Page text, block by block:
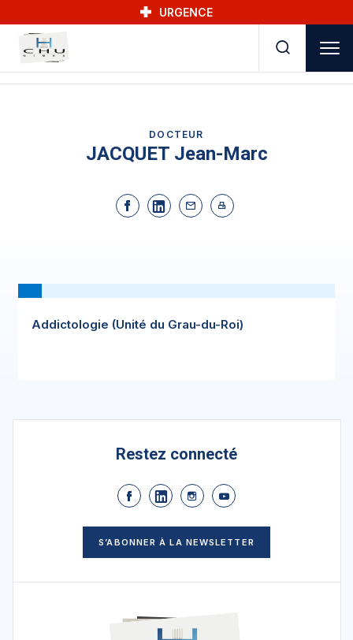
URGENCE
DOCTEUR
JACQUET Jean-Marc
Addictologie (Unité du Grau-du-Roi)
Restez connecté
S’ABONNER À LA NEWSLETTER